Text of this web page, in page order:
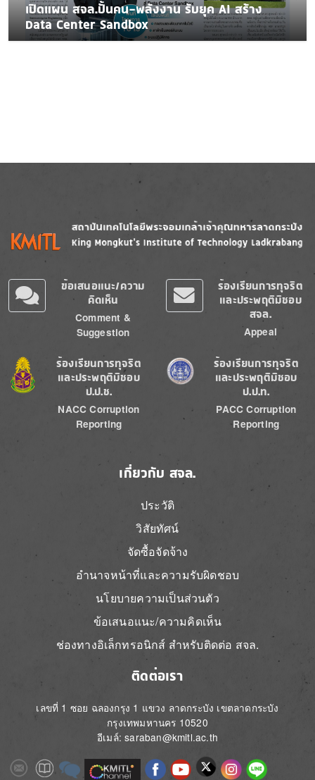
เปิดแผน สจล.ปั้นคน-พลังงาน รับยุค AI สร้าง
Data Center Sandbox
Image
ข้อเสนอแนะ/ความ
คิดเห็น
Comment &
Suggestion
ร้องเรียนการทุจริต
และประพฤติมิชอบ
สจล.
Appeal
Image
ร้องเรียนการทุจริต
และประพฤติมิชอบ
ป.ป.ช.
NACC Corruption
Reporting
Image
ร้องเรียนการทุจริต
และประพฤติมิชอบ
ป.ป.ท.
PACC Corruption
Reporting
เกี่ยวกับ สจล.
ประวัติ
วิสัยทัศน์
จัดซื้อจัดจ้าง
อำนาจหน้าที่และความรับผิดชอบ
นโยบายความเป็นส่วนตัว
ข้อเสนอแนะ/ความคิดเห็น
ช่องทางอิเล็กทรอนิกส์ สำหรับติดต่อ สจล.
ติดต่อเรา
เลขที่ 1 ซอย ฉลองกรุง 1 แขวง ลาดกระบัง เขตลาดกระบัง
กรุงเทพมหานคร 10520
อีเมล์: saraban@kmitl.ac.th
ImageImageImage Image ImageImageImageImageImage